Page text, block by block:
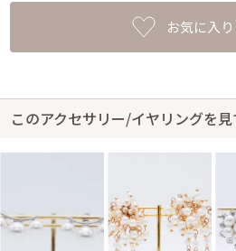
お気に入
このアクセサリー/イヤリングを